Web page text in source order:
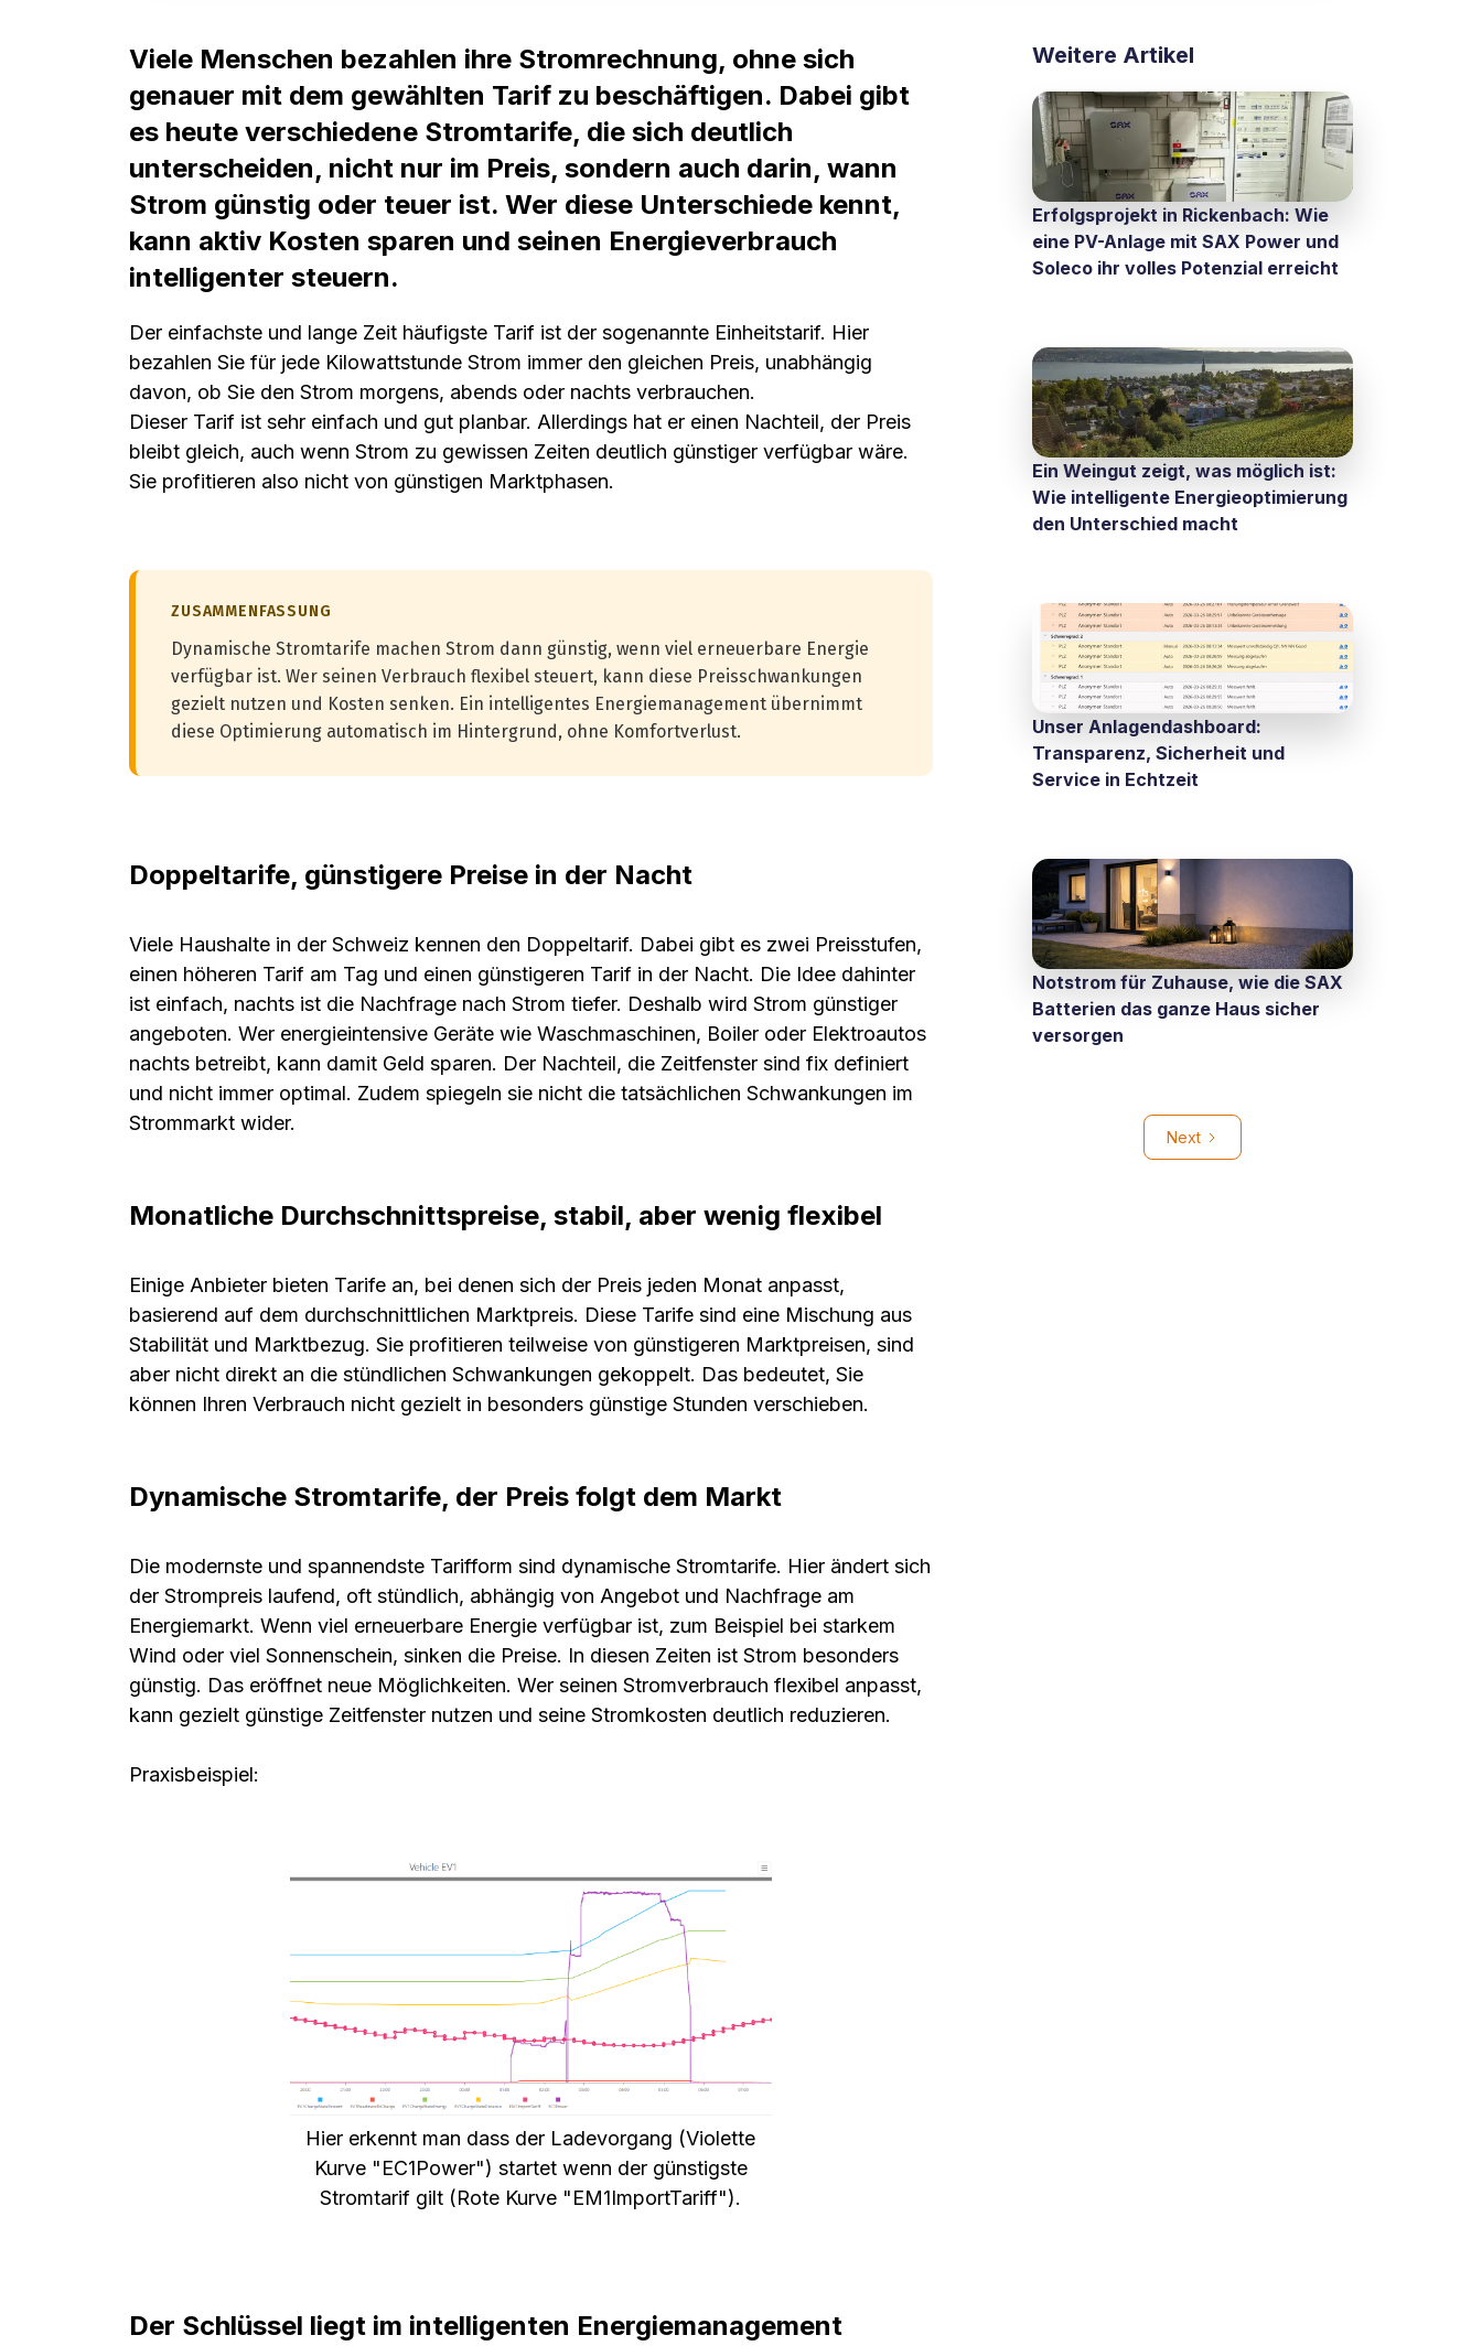
Viele Menschen bezahlen ihre Stromrechnung, ohne sich
genauer mit dem gewählten Tarif zu beschäftigen. Dabei gibt
es heute verschiedene Stromtarife, die sich deutlich
unterscheiden, nicht nur im Preis, sondern auch darin, wann
Strom günstig oder teuer ist. Wer diese Unterschiede kennt,
kann aktiv Kosten sparen und seinen Energieverbrauch
intelligenter steuern.
Der einfachste und lange Zeit häufigste Tarif ist der sogenannte Einheitstarif. Hier
bezahlen Sie für jede Kilowattstunde Strom immer den gleichen Preis, unabhängig
davon, ob Sie den Strom morgens, abends oder nachts verbrauchen.
Dieser Tarif ist sehr einfach und gut planbar. Allerdings hat er einen Nachteil, der Preis
bleibt gleich, auch wenn Strom zu gewissen Zeiten deutlich günstiger verfügbar wäre.
Sie profitieren also nicht von günstigen Marktphasen.
ZUSAMMENFASSUNG
Dynamische Stromtarife machen Strom dann günstig, wenn viel erneuerbare Energie
verfügbar ist. Wer seinen Verbrauch flexibel steuert, kann diese Preisschwankungen
gezielt nutzen und Kosten senken. Ein intelligentes Energiemanagement übernimmt
diese Optimierung automatisch im Hintergrund, ohne Komfortverlust.
Doppeltarife, günstigere Preise in der Nacht
Viele Haushalte in der Schweiz kennen den Doppeltarif. Dabei gibt es zwei Preisstufen,
einen höheren Tarif am Tag und einen günstigeren Tarif in der Nacht. Die Idee dahinter
ist einfach, nachts ist die Nachfrage nach Strom tiefer. Deshalb wird Strom günstiger
angeboten. Wer energieintensive Geräte wie Waschmaschinen, Boiler oder Elektroautos
nachts betreibt, kann damit Geld sparen. Der Nachteil, die Zeitfenster sind fix definiert
und nicht immer optimal. Zudem spiegeln sie nicht die tatsächlichen Schwankungen im
Strommarkt wider.
Monatliche Durchschnittspreise, stabil, aber wenig flexibel
Einige Anbieter bieten Tarife an, bei denen sich der Preis jeden Monat anpasst,
basierend auf dem durchschnittlichen Marktpreis. Diese Tarife sind eine Mischung aus
Stabilität und Marktbezug. Sie profitieren teilweise von günstigeren Marktpreisen, sind
aber nicht direkt an die stündlichen Schwankungen gekoppelt. Das bedeutet, Sie
können Ihren Verbrauch nicht gezielt in besonders günstige Stunden verschieben.
Dynamische Stromtarife, der Preis folgt dem Markt
Die modernste und spannendste Tarifform sind dynamische Stromtarife. Hier ändert sich
der Strompreis laufend, oft stündlich, abhängig von Angebot und Nachfrage am
Energiemarkt. Wenn viel erneuerbare Energie verfügbar ist, zum Beispiel bei starkem
Wind oder viel Sonnenschein, sinken die Preise. In diesen Zeiten ist Strom besonders
günstig. Das eröffnet neue Möglichkeiten. Wer seinen Stromverbrauch flexibel anpasst,
kann gezielt günstige Zeitfenster nutzen und seine Stromkosten deutlich reduzieren.
Praxisbeispiel:
Hier erkennt man dass der Ladevorgang (Violette
Kurve "EC1Power") startet wenn der günstigste
Stromtarif gilt (Rote Kurve "EM1ImportTariff").
Der Schlüssel liegt im intelligenten Energiemanagement
Weitere Artikel
Erfolgsprojekt in Rickenbach: Wie
eine PV-Anlage mit SAX Power und
Soleco ihr volles Potenzial erreicht
Ein Weingut zeigt, was möglich ist:
Wie intelligente Energieoptimierung
den Unterschied macht
Unser Anlagendashboard:
Transparenz, Sicherheit und
Service in Echtzeit
Notstrom für Zuhause, wie die SAX
Batterien das ganze Haus sicher
versorgen
Next